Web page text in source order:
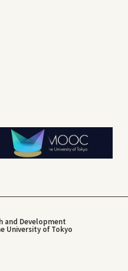
and Development
University of Tokyo